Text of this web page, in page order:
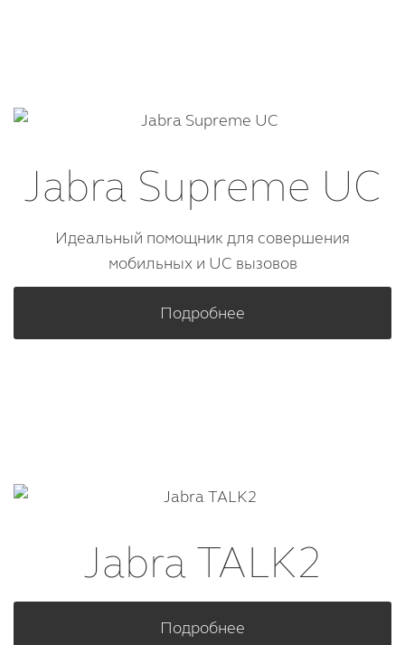
Jabra Supreme UC
Идеальный помощник для совершения
мобильных и UC вызовов
Подробнее
Jabra TALK2
Подробнее